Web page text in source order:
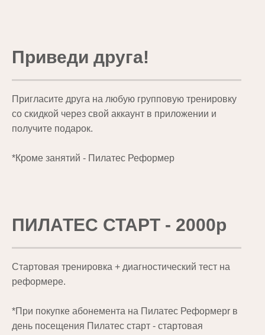
Приведи друга!
Пригласите друга на любую групповую тренировку
со скидкой через свой аккаунт в приложении и
получите подарок.
*Кроме занятий - Пилатес Реформер
ПИЛАТЕС СТАРТ - 2000р
Стартовая тренировка + диагностический тест на
реформере.
*При покупке абонемента на Пилатес Реформерr в
день посещения Пилатес старт - стартовая